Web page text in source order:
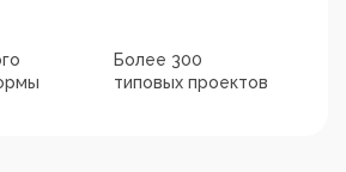
Более 300
типовых проектов